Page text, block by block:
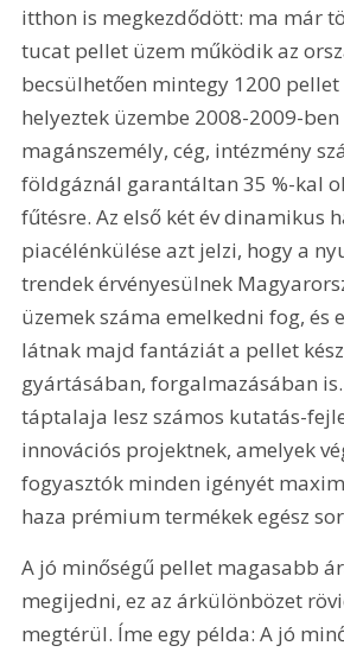
itthon is megkezdődött: ma már
tucat pellet üzem működik az
becsülhetően mintegy 1200 pellet
helyeztek üzembe 2008-2009-
magánszemély, cég, intézmény
földgáznál garantáltan 35 %-kal
fűtésre. Az első két év dinamikus
piacélénkülése azt jelzi, hogy a
trendek érvényesülnek
üzemek száma emelkedni fog, és
látnak majd fantáziát a pellet
gyártásában, forgalmazásában
táptalaja lesz számos kutatás-
innovációs projektnek, amelyek
fogyasztók minden igényét
haza prémium termékek egész
A jó minőségű pellet magasabb
megijedni, ez az árkülönbözet
megtérül. Íme egy példa: A jó